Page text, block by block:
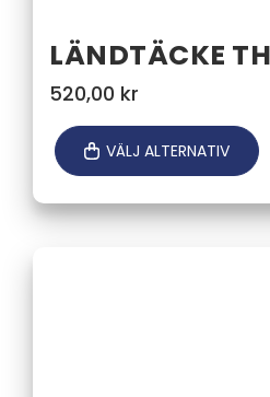
LÄNDTÄCKE
520,00 kr
VÄLJ ALTERNATIV